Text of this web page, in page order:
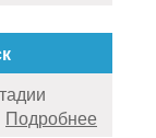
Подробнее